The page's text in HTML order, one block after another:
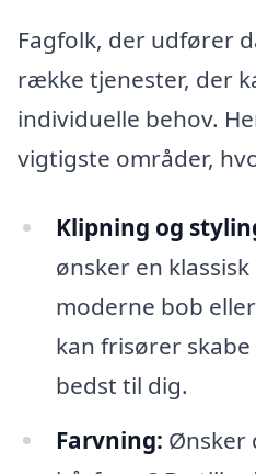
Fagfolk, der udfører
række tjenester, der
individuelle behov.
vigtigste områder,
Klipning og
ønsker en
moderne bob
kan frisører
bedst til dig.
Farvning: Ønsker